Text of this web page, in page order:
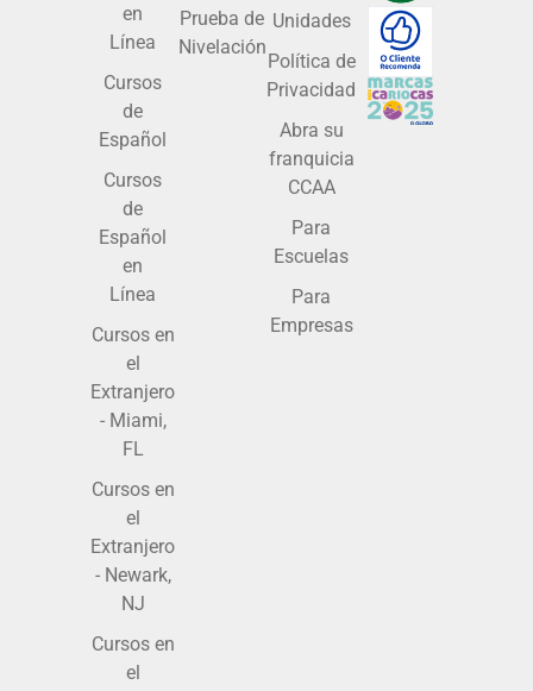
en
Línea
Cursos
de
Español
Cursos
de
Español
en
Línea
Cursos en
el
Extranjero
- Miami,
FL
Cursos en
el
Extranjero
- Newark,
NJ
Cursos en
el
Prueba de
Nivelación
Unidades
Política de
Privacidad
Abra su
franquicia
CCAA
Para
Escuelas
Para
Empresas